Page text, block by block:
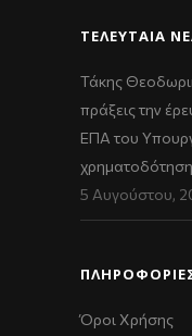
ΤΕΛΕΥΤΑΊΑ
Τάκης
πράξεις την
ΕΠΑ του
5 Αυγούστου,
Όροι Χρήσης